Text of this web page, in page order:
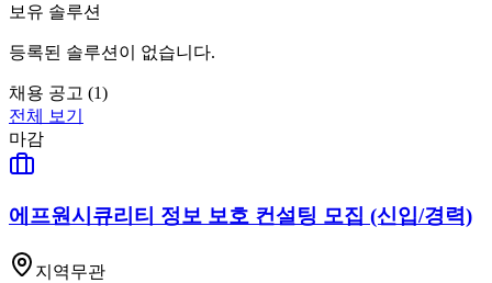
보유 솔루션
등록된 솔루션이 없습니다.
채용 공고 (1)
전체 보기
마감
에프원시큐리티 정보 보호 컨설팅 모집 (신입/경력)
지역무관